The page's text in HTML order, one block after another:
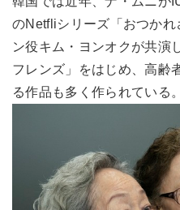
のNetfliシリーズ「おつか
ン役キム・ヨンオクが共演
フレンズ」をはじめ、高齢
る作品も多く作られている。